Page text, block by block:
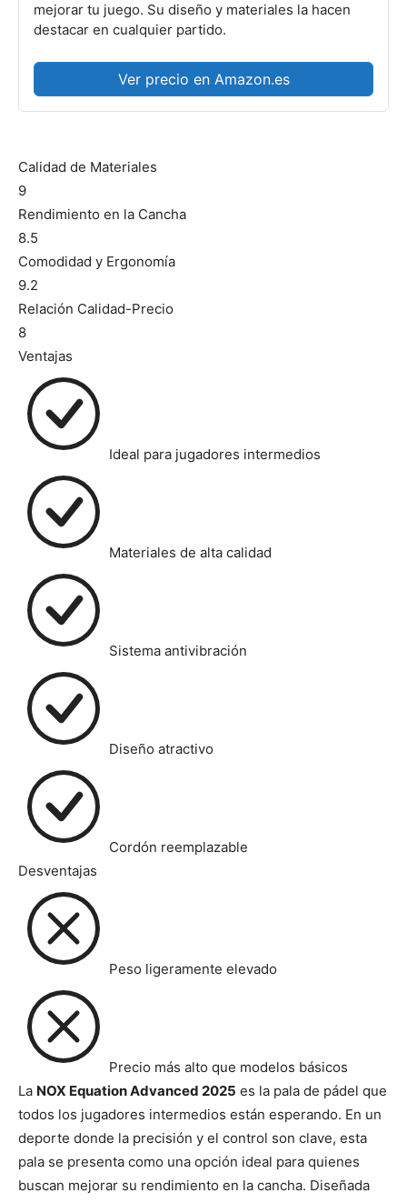
mejorar tu juego. Su diseño y materiales la hacen
destacar en cualquier partido.
Ver precio en Amazon.es
Calidad de Materiales
9
Rendimiento en la Cancha
8.5
Comodidad y Ergonomía
9.2
Relación Calidad-Precio
8
Ventajas
Ideal para jugadores intermedios
Materiales de alta calidad
Sistema antivibración
Diseño atractivo
Cordón reemplazable
Desventajas
Peso ligeramente elevado
Precio más alto que modelos básicos
La NOX Equation Advanced 2025 es la pala de pádel que
todos los jugadores intermedios están esperando. En un
deporte donde la precisión y el control son clave, esta
pala se presenta como una opción ideal para quienes
buscan mejorar su rendimiento en la cancha. Diseñada